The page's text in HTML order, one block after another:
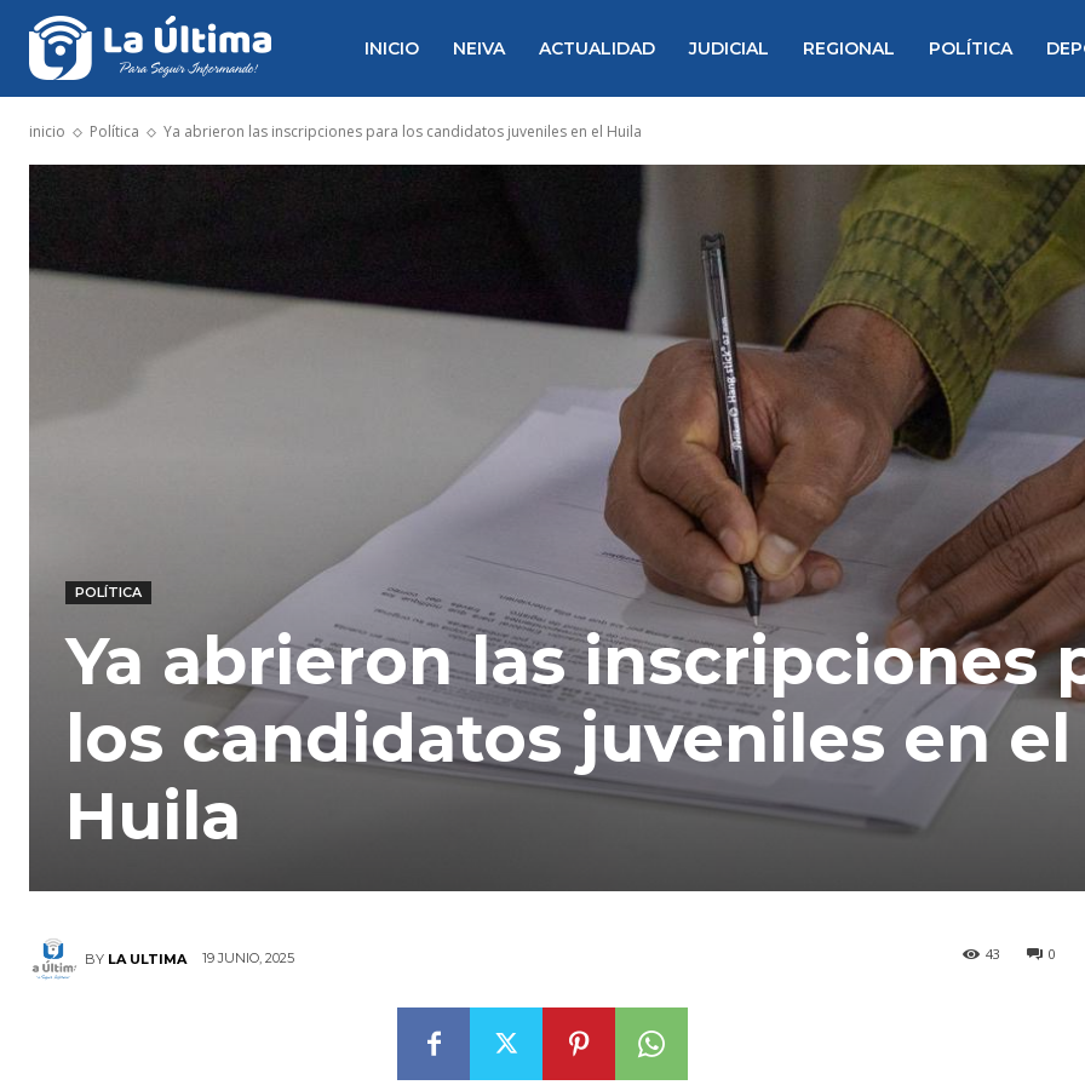
INICIO NEIVA ACTUALIDAD JUDICIAL REGIONAL POLÍTICA
inicio Política Ya abrieron las inscripciones para los candidatos juveniles en el Huila
POLÍTICA
Ya abrieron las inscripciones
los candidatos juveniles en el
Huila
BY LA ULTIMA 19 JUNIO, 2025 0
43